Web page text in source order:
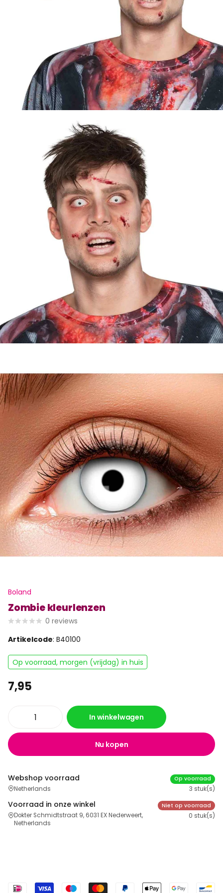
Boland
Zombie kleurlenzen
0 reviews
Artikelcode: B40100
Op voorraad, morgen (vrijdag) in huis
7,95
In winkelwagen
Nu kopen
Webshop voorraad
Netherlands
Op voorraad
3 stuk(s)
Voorraad in onze winkel
Dokter Schmidtstraat 9, 6031 EX Nederweert,
Netherlands
Niet op voorraad
0 stuk(s)